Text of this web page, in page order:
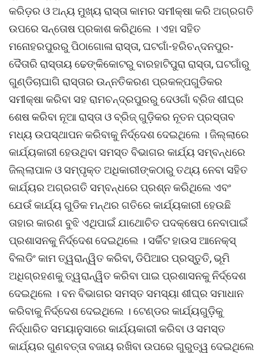
କରିଡ଼ର ଓ ଅନ୍ୟ ମୁଖ୍ୟ ରାସ୍ତା କାମର ସମୀକ୍ଷା କରି ଅଗ୍ରଗତି
ଉପରେ ସନ୍ତୋଷ ପ୍ରକାଶ କରିଥିଲେ । ଏହା ସହିତ
ମନୋହରପୁରରୁ ପିଠାଗୋଳା ରାସ୍ତା, ଘଟଗାଁ-ହରିଚନ୍ଦନପୁର-
ଦୈତାରି ରାସ୍ତାୟ ଢେଙ୍କିକୋଟରୁ ବାରହାଟିପୁରା ରାସ୍ତା, ଘଟଗାଁରୁ
ଗୁଣ୍ଡିଚାଘାଗି ରାସ୍ତାର ଉନ୍ନତିକରଣ ପ୍ରକଳ୍ପଗୁଡିକର
ସମୀକ୍ଷା କରିବା ସହ ରାମଚନ୍ଦ୍ରପୁରରୁ ଦେଓଗାଁ ବ୍ରିଜ ଶୀଘ୍ର
ଶେଷ କରିବା ନୂଆ ରାସ୍ତା ଓ ବ୍ରିଜ୍ ଗୁଡ଼ିକର ନୂତନ ପ୍ରସ୍ତାବ
ମଧ୍ୟ ଉପସ୍ଥାପନ କରିବାକୁ ନିର୍ଦ୍ଦେଶ ଦେଇଥିଲେ । ଜିଲ୍ଲାରେ
କାର୍ଯ୍ୟକାରୀ ହେଉଥିବା ସମସ୍ତ ବିଭାଗର କାର୍ଯ୍ୟ ସମ୍ବନ୍ଧରେ
ଜିଲ୍ଲାପାଳ ଓ ସମ୍ପୃକ୍ତ ଅଧିକାରୀଙ୍କଠାରୁ ତଥ୍ୟ ନେବା ସହିତ
କାର୍ଯ୍ୟର ଅଗ୍ରଗତି ସମ୍ବନ୍ଧରେ ପ୍ରଶ୍ନ କରିଥିଲେ ଏବଂ
ଯେଉଁ କାର୍ଯ୍ୟ ଗୁଡିକ ମନ୍ଥର ଗତିରେ କାର୍ଯ୍ୟକାରୀ ହେଉଛି
ତାହାର କାରଣ ବୁଝି ଏଥିପାଇଁ ଯାଥୋଚିତ ପଦକ୍ଷେପ ନେବାପାଇଁ
ପ୍ରଶାସନକୁ ନିର୍ଦ୍ଦେଶ ଦେଇଥିଲେ । ସର୍କିଟ ହାଉସ ଆନେକ୍ସ୍
ବିଲଡିଂ କାମ ତ୍ୱରାନ୍ୱିତ କରିବା, ଡିପିଆର ପ୍ରସ୍ତୁତି, ଭୂମି
ଅଧିଗ୍ରହଣକୁ ତ୍ୱରାନ୍ୱିତ କରିବା ପାଇ ପ୍ରଶାସନକୁ ନିର୍ଦ୍ଦେଶ
ଦେଇଥିଲେ । ବନ ବିଭାଗର ସମସ୍ତ ସମସ୍ୟା ଶୀଘ୍ର ସମାଧାନ
କରିବାକୁ ନିର୍ଦ୍ଦେଶ ଦେଇଥିଲେ । ଟେଣ୍ଡର କାର୍ଯ୍ୟଗୁଡ଼ିକୁ
ନିର୍ଦ୍ଧାରିତ ସମୟାନୁସାରେ କାର୍ଯ୍ୟକାରୀ କରିବା ଓ ସମସ୍ତ
କାର୍ଯ୍ୟର ଗୁଣବତ୍ତା ବଜାୟ ରଖିବା ଉପରେ ଗୁରୁତ୍ୱ ଦେଇଥିଲେ